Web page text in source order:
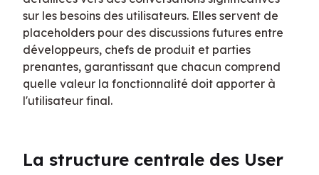
sur les besoins des utilisateurs. Elles servent de
placeholders pour des discussions futures entre
développeurs, chefs de produit et parties
prenantes, garantissant que chacun comprend
quelle valeur la fonctionnalité doit apporter à
l'utilisateur final.
La structure centrale des User